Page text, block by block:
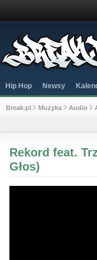
Hip Hop Newsy
Break.pl Muzyka Audio
Rekord feat.
Głos)